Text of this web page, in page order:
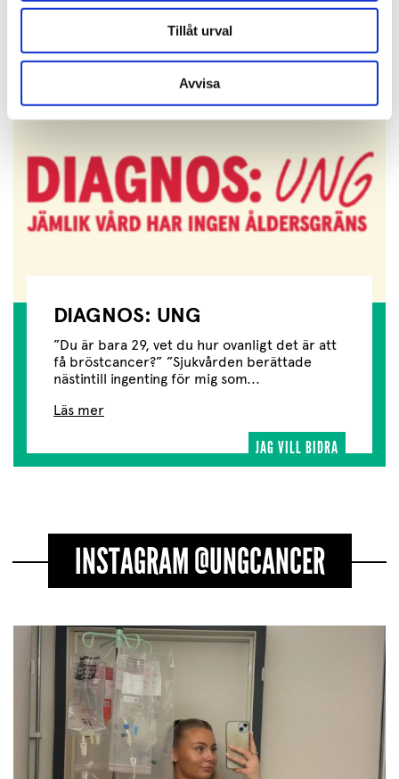
Tillåt urval
Avvisa
Läs mer
DIAGNOS: UNG
”Du är bara 29, vet du hur ovanligt det är att
få bröstcancer?” ”Sjukvården berättade
nästintill ingenting för mig som...
Läs mer
JAG VILL BIDRA
INSTAGRAM @UNGCANCER